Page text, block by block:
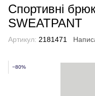
Спортивні
SWEATPANT
Артикул: 2181471
−80%